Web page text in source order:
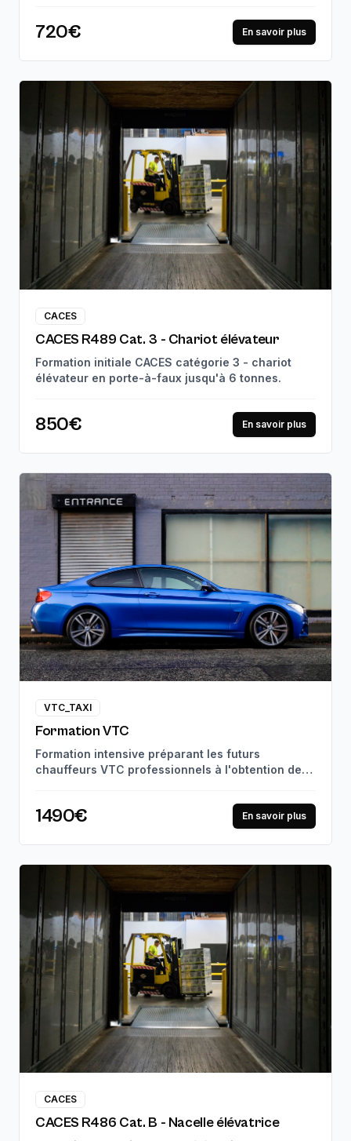
720€ En savoir plus
CACES
CACES R489 Cat. 3 - Chariot élévateur
Formation initiale CACES catégorie 3 - chariot
élévateur en porte-à-faux jusqu'à 6 tonnes.
850€ En savoir plus
VTC_TAXI
Formation VTC
Formation intensive préparant les futurs
chauffeurs VTC professionnels à l'obtention de
et mises en situation réelles, jusqu'à la
certification professionnelle. 97% de réussite à
1490€ En savoir plus
CACES
CACES R486 Cat. B - Nacelle élévatrice